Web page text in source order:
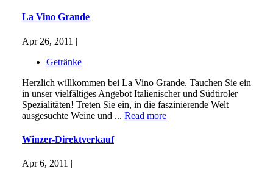
La Vino Grande
Apr 26, 2011 |
Getränke
Herzlich willkommen bei La Vino Grande. Tauchen Sie ein
in unser vielfältiges Angebot Italienischer und Südtiroler
Spezialitäten! Treten Sie ein, in die faszinierende Welt
ausgesuchte Weine und ... Read more
Winzer-Direktverkauf
Apr 6, 2011 |